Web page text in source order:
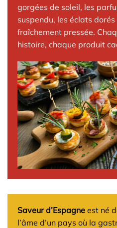
gorgées de soleil, les
suspendu, les éclats dorés
fraîchement pressée.
histoire, chaque produit
Saveur d’Espagne est né
l’âme d’un pays où la